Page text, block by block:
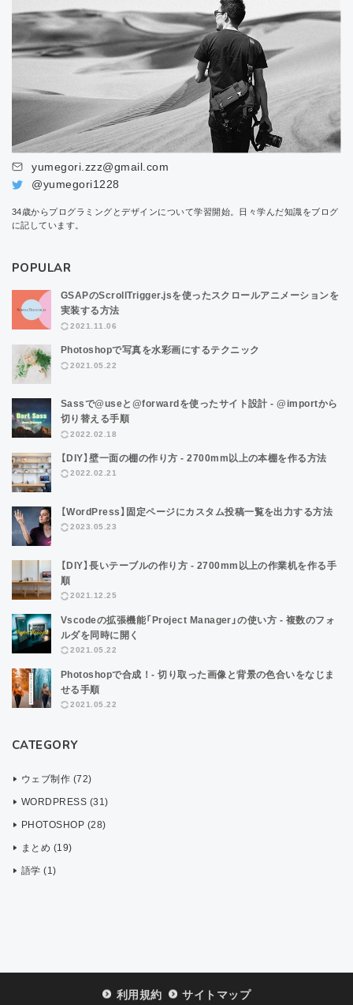
yumegori.zzz@gmail.com
@yumegori1228
34歳からプログラミングとデザインについて学習開始。日々学んだ知識をブログ
に記しています。
POPULAR
GSAPのScrollTrigger.jsを使ったスクロールアニメーションを
実装する方法
2021.11.06
Photoshopで写真を水彩画にするテクニック
2021.05.22
Sassで@useと@forwardを使ったサイト設計 - @importから
切り替える手順
2022.02.18
【DIY】壁一面の棚の作り方 - 2700mm以上の本棚を作る方法
2022.02.21
【WordPress】固定ページにカスタム投稿一覧を出力する方法
2023.05.23
【DIY】長いテーブルの作り方 - 2700mm以上の作業机を作る手
順
2021.12.25
Vscodeの拡張機能「Project Manager」の使い方 - 複数のフォ
ルダを同時に開く
2021.05.22
Photoshopで合成！- 切り取った画像と背景の色合いをなじま
せる手順
2021.05.22
CATEGORY
ウェブ制作 (72)
WORDPRESS (31)
PHOTOSHOP (28)
まとめ (19)
語学 (1)
利用規約 サイトマップ